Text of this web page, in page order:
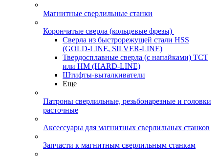
Магнитные сверлильные станки
Корончатые сверла (кольцевые фрезы)
Сверла из быстрорежущей стали HSS
(GOLD-LINE, SILVER-LINE)
Твердосплавные сверла (с напайками) ТСТ
или HM (HARD-LINE)
Штифты-выталкиватели
Еще
Патроны сверлильные, резьбонарезные и головки
расточные
Аксессуары для магнитных сверлильных станков
Запчасти к магнитным сверлильным станкам